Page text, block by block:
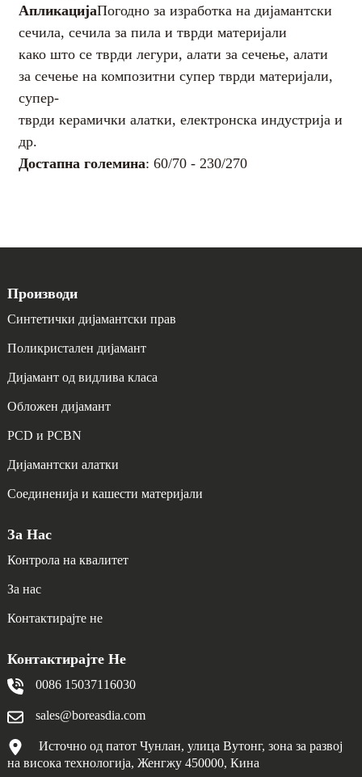
АпликацијаПогодно за изработка на дијамантски
сечила, сечила за пила и тврди материјали
како што се тврди легури, алати за сечење, алати
за сечење на композитни супер тврди материјали,
супер-
тврди керамички алатки, електронска индустрија и
др.
Достапна големина: 60/70 - 230/270
Достапна големина
површината на раст
површината на раст
Рапавост на
површината на
Рапавост на
нуклеација
Дебелината на
стандардот
Дебелината на
Производи
Синтетички дијамантски прав
Поликристален дијамант
Дијамант од видлива класа
Обложен дијамант
PCD и PCBN
Дијамантски алатки
Соединенија и кашести материјали
За Нас
Контрола на квалитет
За нас
Контактирајте не
Контактирајте Не
0086 15037116030
sales@boreasdia.com
Источно од патот Чунлан, улица Вутонг, зона за развој
на висока технологија, Женгжу 450000, Кина